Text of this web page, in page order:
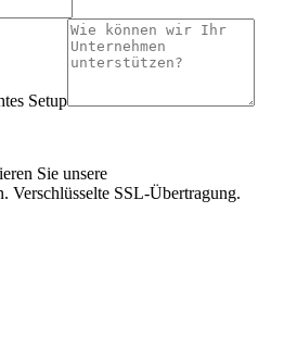
Setup
Sie unsere
Verschlüsselte SSL-Übertragung.